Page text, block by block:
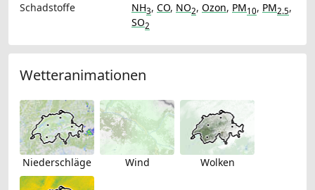
Schadstoffe
NH3, CO, NO2, Ozon, PM10, PM2.5,
SO2
Wetteranimationen
Niederschläge Wind Wolken